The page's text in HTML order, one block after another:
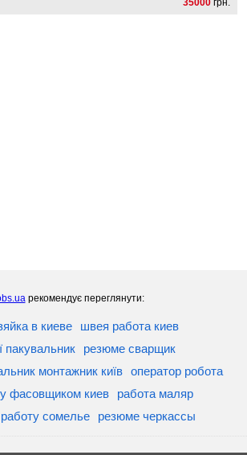
35000 грн.
рекомендує переглянути:
в киеве
швея работа киев
пакувальник
резюме сварщик
монтажник київ оператор робота
фасовщиком киев
работа маляр
сомелье
резюме черкассы